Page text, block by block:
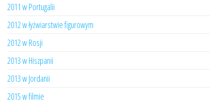
2011 w Portugalii
2012 w łyżwiarstwie figurowym
2012 w Rosji
2013 w Hiszpanii
2013 w Jordanii
2015 w filmie